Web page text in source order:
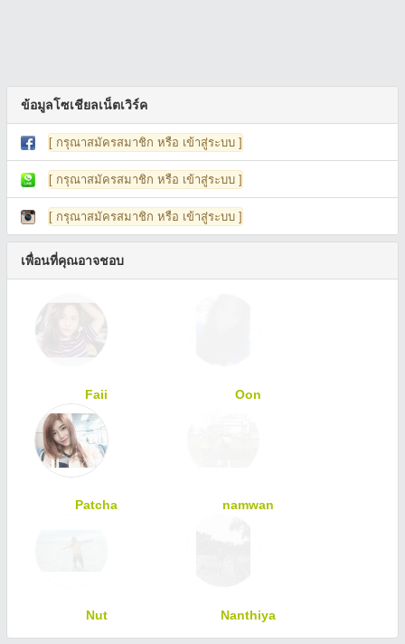
ข้อมูลโซเชียลเน็ตเวิร์ค
[ กรุณาสมัครสมาชิก หรือ เข้าสู่ระบบ ]
[ กรุณาสมัครสมาชิก หรือ เข้าสู่ระบบ ]
[ กรุณาสมัครสมาชิก หรือ เข้าสู่ระบบ ]
เพื่อนที่คุณอาจชอบ
Faii Oon
Patcha namwan
Nut Nanthiya